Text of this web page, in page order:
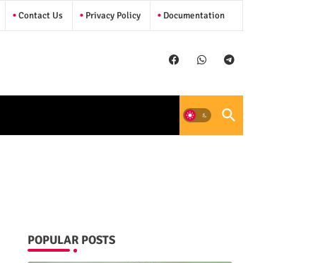
Contact Us Privacy Policy Documentation
POPULAR POSTS